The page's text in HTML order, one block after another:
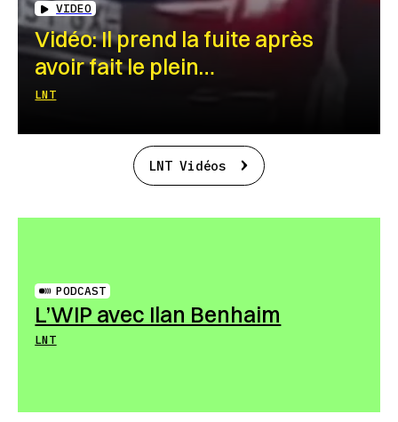
VIDEO
Vidéo: Il prend la fuite après
avoir fait le plein…
LNT
LNT Vidéos
PODCAST
L’WIP avec Ilan Benhaim
LNT